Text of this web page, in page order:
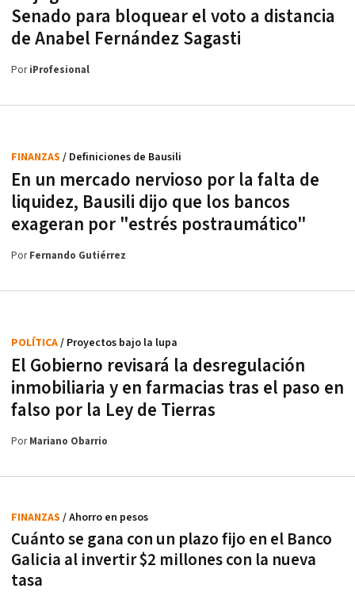
Senado para bloquear el voto a distancia
de Anabel Fernández Sagasti
PoriProfesional
En un mercado nervioso por la falta de
liquidez, Bausili dijo que los bancos
exageran por "estrés postraumático"
FINANZAS / Definiciones de Bausili
PorFernando Gutiérrez
El Gobierno revisará la desregulación
inmobiliaria y en farmacias tras el paso en
falso por la Ley de Tierras
POLÍTICA/ Proyectos bajo la lupa
PorMariano Obarrio
Cuánto se gana con un plazo fijo en el Banco
Galicia al invertir $2 millones con la nueva
tasa
FINANZAS / Ahorro en pesos